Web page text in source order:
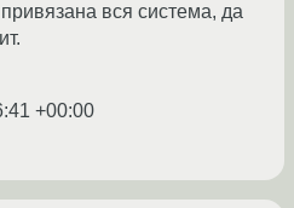
вся система, да
+00:00